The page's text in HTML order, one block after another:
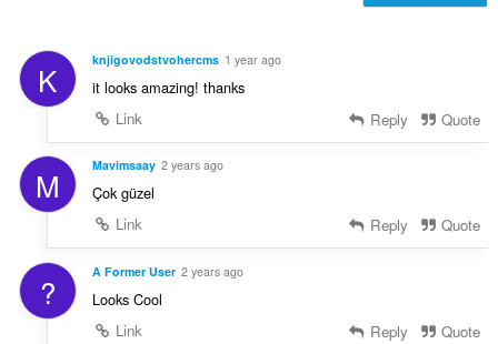
K knjigovodstvohercms 1 year ago
it looks amazing! thanks
Link
Reply Quote
M Mavimsaay 2 years ago
Çok güzel
Link
Reply Quote
? A Former User 2 years ago
Looks Cool
Link
Reply Quote